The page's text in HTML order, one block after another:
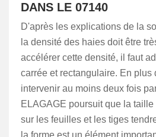
DANS LE 07140
D'après les explications de la
la densité des haies doit être
accélérer cette densité, il faut
carrée et rectangulaire. En plus
intervenir au moins deux fois
ELAGAGE poursuit que la
sur les feuilles et les tiges
la forme est un élément